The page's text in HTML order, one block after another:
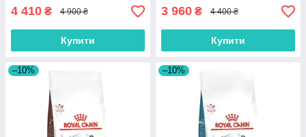
4 410 ₴ 4 900 ₴
Купити
3 960 ₴ 4 400 ₴
Купити
–10% –10%